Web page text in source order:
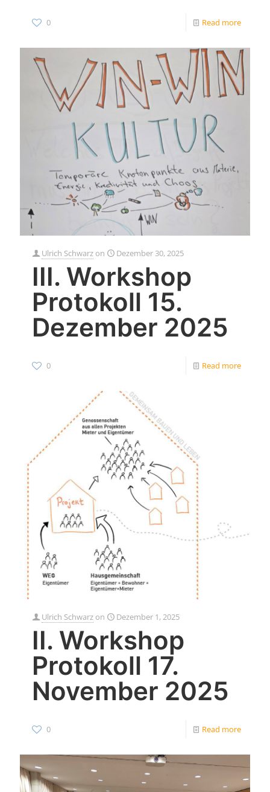
0 Read more
Ulrich Schwarz on Dezember 30, 2025
III. Workshop
Protokoll 15.
Dezember 2025
0 Read more
Ulrich Schwarz on Dezember 1, 2025
II. Workshop
Protokoll 17.
November 2025
0 Read more